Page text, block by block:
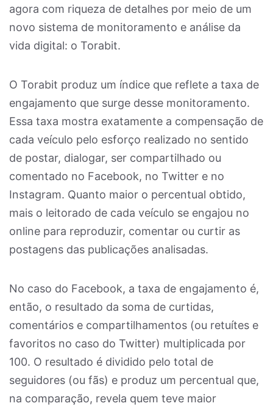
agora com riqueza de detalhes por meio de um
novo sistema de monitoramento e análise da
vida digital: o Torabit.
O Torabit produz um índice que reflete a taxa de
engajamento que surge desse monitoramento.
Essa taxa mostra exatamente a compensação de
cada veículo pelo esforço realizado no sentido
de postar, dialogar, ser compartilhado ou
comentado no Facebook, no Twitter e no
Instagram. Quanto maior o percentual obtido,
mais o leitorado de cada veículo se engajou no
online para reproduzir, comentar ou curtir as
postagens das publicações analisadas.
No caso do Facebook, a taxa de engajamento é,
então, o resultado da soma de curtidas,
comentários e compartilhamentos (ou retuítes e
favoritos no caso do Twitter) multiplicada por
100. O resultado é dividido pelo total de
seguidores (ou fãs) e produz um percentual que,
na comparação, revela quem teve maior